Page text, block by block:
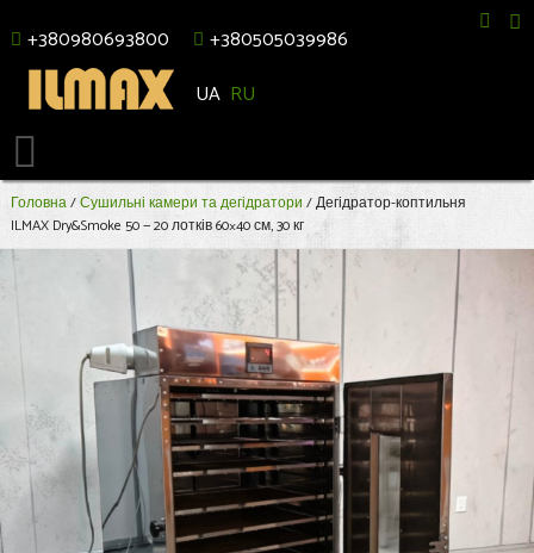
+380980693800
+380505039986
UA RU
Головна/Сушильні камери та дегідратори / Дегідратор-коптильня
ILMAX Dry&Smoke 50 — 20 лотків 60×40 см, 30 кг